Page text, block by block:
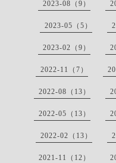
2023-08（9）
2023-05（5）
2023-02（9）
2022-11（7）
2022-08（13）
2022-05（13）
2022-02（13）
2021-11（12）